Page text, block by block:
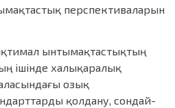
перспективаларын
ынтымақтастықтың
ішінде халықаралық
озық
қолдану, сондай-